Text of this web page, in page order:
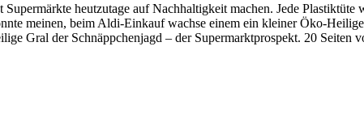
heutzutage auf Nachhaltigkeit machen. Jede
meinen, beim Aldi-Einkauf wachse einem ein kleiner Öko-
Gral der Schnäppchenjagd – der Supermarktprospekt. 20